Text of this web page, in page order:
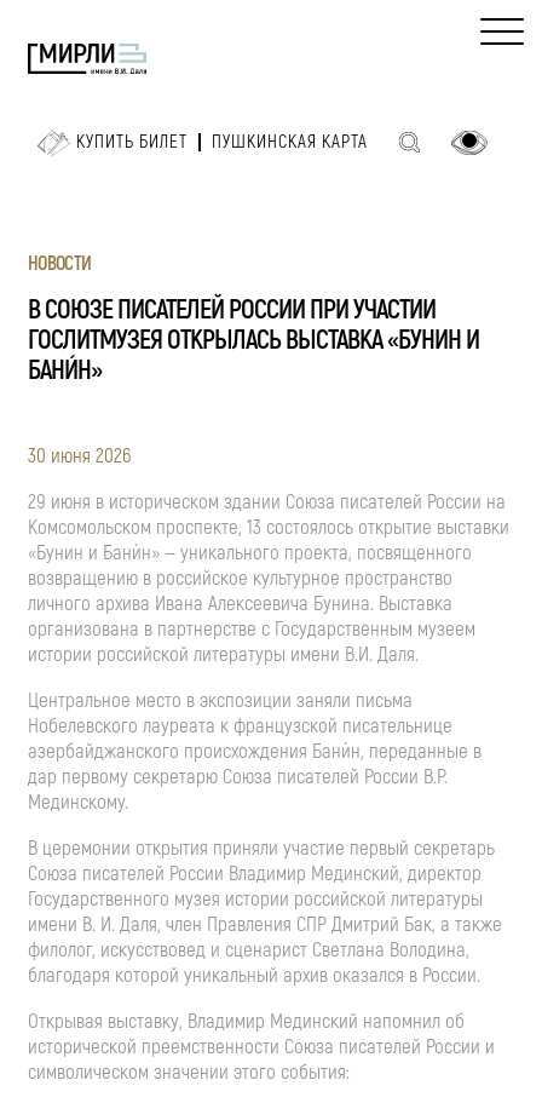
КУПИТЬ БИЛЕТ ПУШКИНСКАЯ КАРТА
НОВОСТИ
В СОЮЗЕ ПИСАТЕЛЕЙ РОССИИ ПРИ УЧАСТИИ
ГОСЛИТМУЗЕЯ ОТКРЫЛАСЬ ВЫСТАВКА «БУНИН И
БАНИ́Н»
30 июня 2026
29 июня в историческом здании Союза писателей России на
Комсомольском проспекте, 13 состоялось открытие выставки
«Бунин и Бани́н» — уникального проекта, посвященного
возвращению в российское культурное пространство
личного архива Ивана Алексеевича Бунина. Выставка
организована в партнерстве с Государственным музеем
истории российской литературы имени В.И. Даля.
Центральное место в экспозиции заняли письма
Нобелевского лауреата к французской писательнице
азербайджанского происхождения Бани́н, переданные в
дар первому секретарю Союза писателей России В.Р.
Мединскому.
В церемонии открытия приняли участие первый секретарь
Союза писателей России Владимир Мединский, директор
Государственного музея истории российской литературы
имени В. И. Даля, член Правления СПР Дмитрий Бак, а также
филолог, искусствовед и сценарист Светлана Володина,
благодаря которой уникальный архив оказался в России.
Открывая выставку, Владимир Мединский напомнил об
исторической преемственности Союза писателей России и
символическом значении этого события: